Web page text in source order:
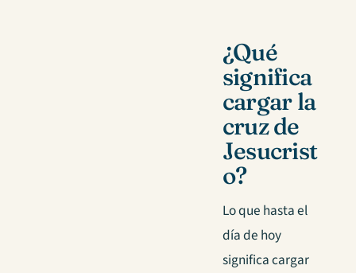
¿Qué
significa
cargar la
cruz de
Jesucrist
o?
Lo que hasta el
día de hoy
significa cargar